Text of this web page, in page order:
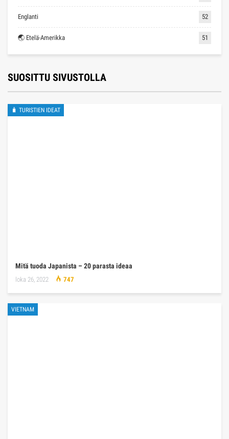
Englanti 52
🌏 Etelä-Amerikka 51
SUOSITTU SIVUSTOLLA
🧳 TURISTIEN IDEAT
Mitä tuoda Japanista – 20 parasta ideaa
loka 26, 2022 747
VIETNAM